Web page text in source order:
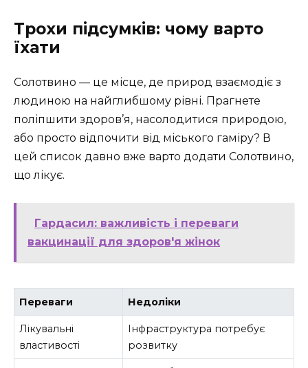
Трохи підсумків: чому варто
їхати
Солотвино — це місце, де природ взаємодіє з
людиною на найглибшому рівні. Прагнете
поліпшити здоров’я, насолодитися природою,
або просто відпочити від міського гаміру? В
цей список давно вже варто додати Солотвино,
що лікує.
Гардасил: важливість і переваги
вакцинації для здоров'я жінок
Переваги Недоліки
Лікувальні
властивості
Інфраструктура потребує
розвитку